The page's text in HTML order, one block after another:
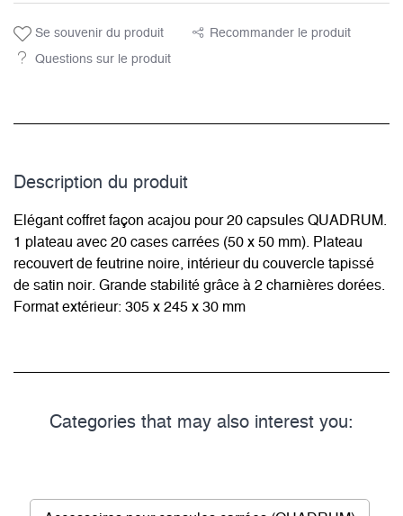
Se souvenir du produit Recommander le produit
Questions sur le produit
Description du­ produit
Elégant coffret façon acajou pour 20 capsules QUADRUM.
1 plateau avec 20 cases carrées (50 x 50 mm). Plateau
recouvert de feutrine noire, intérieur du couvercle tapissé
de satin noir. Grande stabilité grâce à 2 charnières dorées.
Format extérieur: 305 x 245 x 30 mm
Categories that may also interest you: